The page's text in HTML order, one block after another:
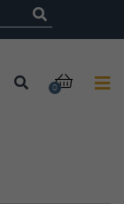

0